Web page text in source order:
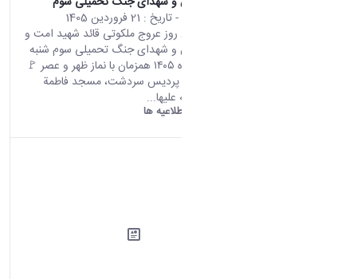
- تاریخ : 21 فروردین 1405
مراسم چهلمین روز عروج ملکوتی قائد شهید امت و
يادبود سرداران و شهدای جنگ تحمیلی سوم شنبه
۲۲ فروردین ماه ۱۴۰۵ همزمان با نماز ظهر و عصر 🚩
دانشگاه اراک، پرديس سردشت، مسجد فاطمة
الزهرا سلام الله علیها...
اطلاعیه ها